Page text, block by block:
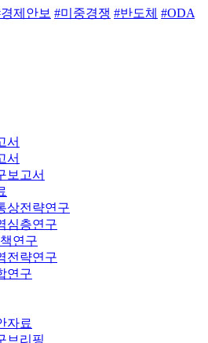
제안보 #미중경쟁 #반도체 #ODA
서
서
보고서
상전략연구
심층연구
연구
전략연구
연구
자료
브리핑